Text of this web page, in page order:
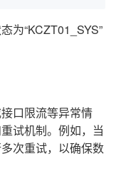
为“KCZT01_SYS”
口限流等异常情
试机制。例如，当
次重试，以确保数